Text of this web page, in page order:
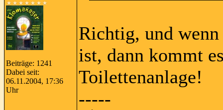
Beiträge: 1241
Dabei seit:
06.11.2004, 17:36
Uhr
Richtig, und
ist, dann kommt
Toilettenanlage!
-----